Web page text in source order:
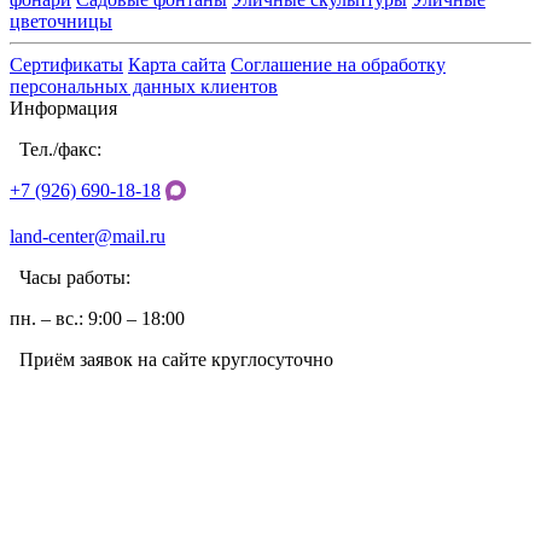
цветочницы
Сертификаты Карта сайта Соглашение на обработку
персональных данных клиентов
Информация
Тел./факс:
+7 (926) 690-18-18
land-center@mail.ru
Часы работы:
пн. – вс.: 9:00 – 18:00
Приём заявок на сайте круглосуточно